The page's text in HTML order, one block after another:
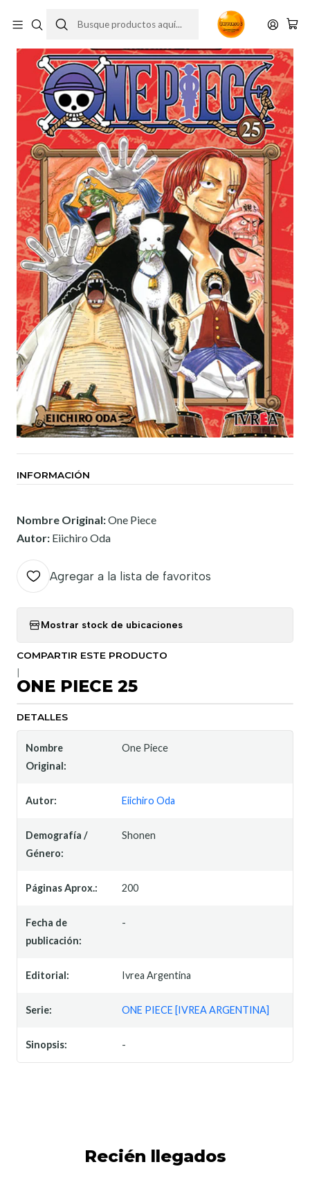
INFORMACIÓN
Nombre Original:One Piece
Autor: Eiichiro Oda
Agregar a la lista de favoritos
Mostrar stock de ubicaciones
COMPARTIR ESTE PRODUCTO
ONE PIECE 25
DETALLES
Nombre
Original:
One Piece
Autor: Eiichiro Oda
Demografía /
Género:
Shonen
Páginas Aprox.: 200
Fecha de
publicación:
-
Editorial: Ivrea Argentina
Serie: ONE PIECE [IVREA ARGENTINA]
Sinopsis: -
Recién llegados